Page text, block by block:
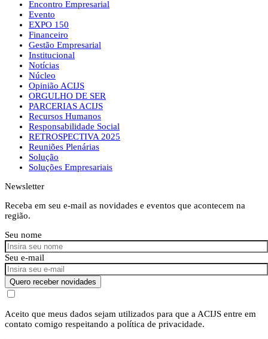
Encontro Empresarial
Evento
EXPO 150
Financeiro
Gestão Empresarial
Institucional
Notícias
Núcleo
Opinião ACIJS
ORGULHO DE SER
PARCERIAS ACIJS
Recursos Humanos
Responsabilidade Social
RETROSPECTIVA 2025
Reuniões Plenárias
Solução
Soluções Empresariais
Newsletter
Receba em seu e-mail as novidades e eventos que acontecem na
região.
Seu nome
Seu e-mail
Quero receber novidades
Aceito que meus dados sejam utilizados para que a ACIJS entre em
contato comigo respeitando a política de privacidade.